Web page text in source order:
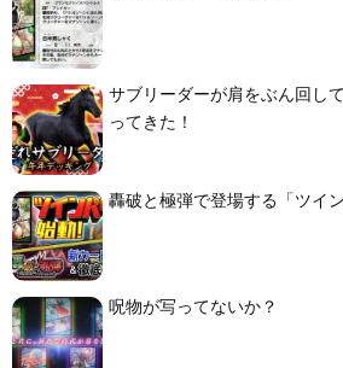
サブリーダーが肩をぶん回し
ってきた！
轟破と極弾で登場する「ツイ
呪物が写ってないか？